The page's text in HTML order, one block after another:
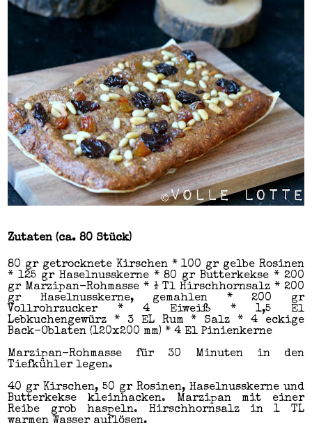
Zutaten (ca. 80 Stück)
80 gr getrocknete Kirschen * 100 gr gelbe Rosinen
* 125 gr Haselnusskerne * 80 gr Butterkekse * 200
gr Marzipan-Rohmasse * ½ Tl Hirschhornsalz * 200
gr Haselnusskerne, gemahlen * 200 gr
Vollrohrzucker * 4 Eiweiß * 1,5 El
Lebkuchengewürz * 3 EL Rum * Salz * 4 eckige
Back-Oblaten (120x200 mm) * 4 El Pinienkerne
Marzipan-Rohmasse für 30 Minuten in den
Tiefkühler legen.
40 gr Kirschen, 50 gr Rosinen, Haselnusskerne und
Butterkekse kleinhacken. Marzipan mit einer
Reibe grob haspeln. Hirschhornsalz in 1 TL
warmen Wasser auflösen.